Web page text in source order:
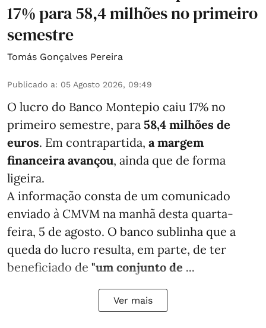
17% para 58,4 milhões no primeiro
semestre
Tomás Gonçalves Pereira
Publicado a: 05 Agosto 2026, 09:49
O lucro do Banco Montepio caiu 17% no
primeiro semestre, para 58,4 milhões de
euros. Em contrapartida, a margem
financeira avançou, ainda que de forma
ligeira.
A informação consta de um comunicado
enviado à CMVM na manhã desta quarta-
feira, 5 de agosto. O banco sublinha que a
queda do lucro resulta, em parte, de ter
beneficiado de "um conjunto de ...
Ver mais